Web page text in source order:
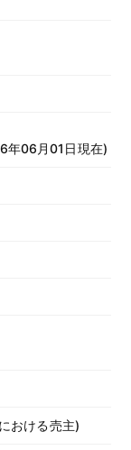
年06月01日現在)
おける売主)